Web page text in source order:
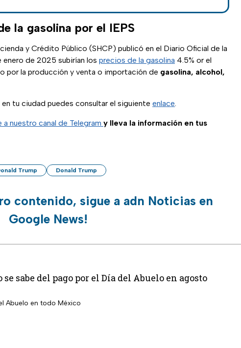
la gasolina por el IEPS
y Crédito Público (SHCP) publicó en el Diario Oficial de la
enero de 2025 subirían los precios de la gasolina 4.5% or el
por la producción y venta o importación de gasolina, alcohol,
en tu ciudad puedes consultar el siguiente enlace.
a nuestro canal de Telegram y lleva la información en tus
Trump Donald Trump
contenido, sigue a adn Noticias en
Google News!
sabe del pago por el Día del Abuelo en agosto
Abuelo en todo México